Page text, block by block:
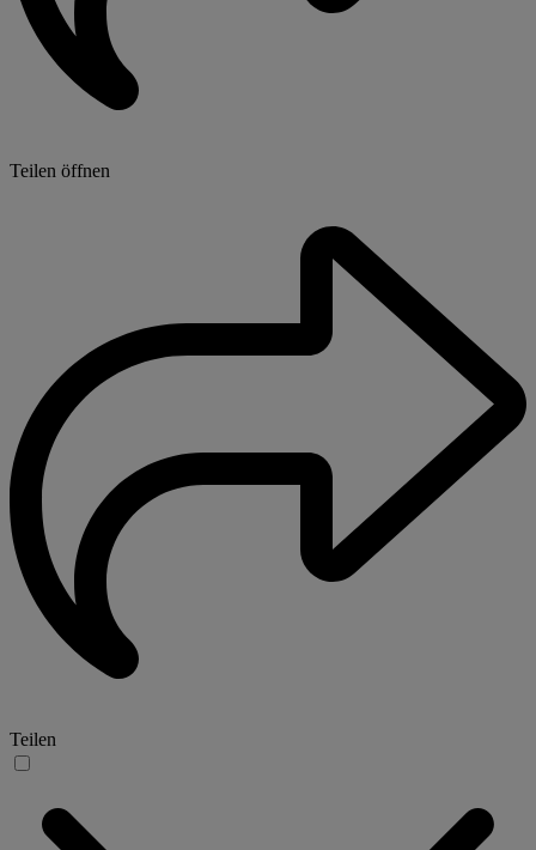
Teilen öffnen
Teilen